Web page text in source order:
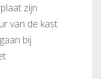
zijn
van de kast
bij